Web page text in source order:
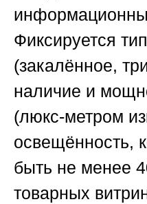
Фиксируется
(закалённое,
наличие и
(люкс-метром
освещённость,
быть не менее
товарных